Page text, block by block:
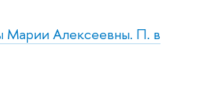
Марии Алексеевны. П. в